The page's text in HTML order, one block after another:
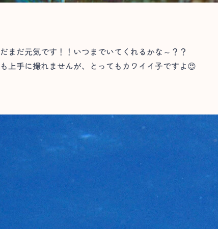
まだ元気です！！いつまでいてくれるかな～？？
上手に撮れませんが、とってもカワイイ子ですよ😍